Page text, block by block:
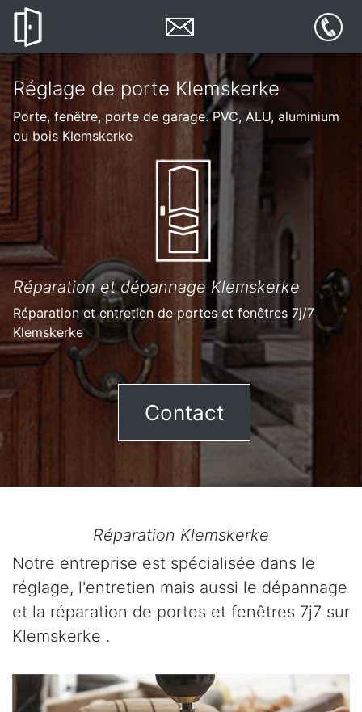
Réglage de porte Klemskerke
Porte, fenêtre, porte de garage. PVC, ALU, aluminium
ou bois Klemskerke
Réparation et dépannage Klemskerke
Réparation et entretien de portes et fenêtres 7j/7
Klemskerke
Contact
Réparation Klemskerke
Notre entreprise est spécialisée dans le
réglage, l'entretien mais aussi le dépannage
et la réparation de portes et fenêtres 7j7 sur
Klemskerke .